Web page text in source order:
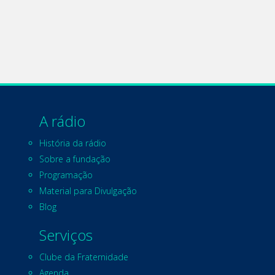
A rádio
História da rádio
Sobre a fundação
Programação
Material para Divulgação
Blog
Serviços
Clube da Fraternidade